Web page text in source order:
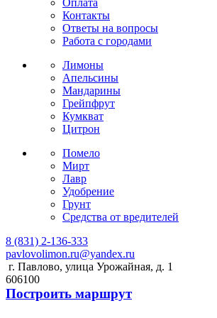
Оплата
Контакты
Ответы на вопросы
Работа с городами
Лимоны
Апельсины
Мандарины
Грейпфрут
Кумкват
Цитрон
Помело
Мирт
Лавр
Удобрение
Грунт
Средства от вредителей
8 (831) 2-136-333
pavlovolimon.ru@yandex.ru
г. Павлово, улица Урожайная, д. 1
606100
Построить маршрут